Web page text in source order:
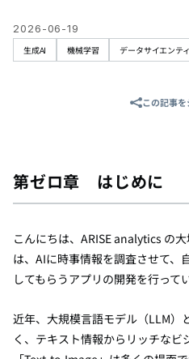
社員インタビュー
成長支援
キャリア開発
数字で見るARISE analytics
生成AI 機械学習 データサイエンテ
2026-06-19
この記事を
第ゼロ章 はじめに
こんにちは、ARISE analytics の
は、AIに時事情報を調査させて、
してもらうアプリの開発を行って
近年、大規模言語モデル（LLM）
く、テキスト情報からリッチなビ